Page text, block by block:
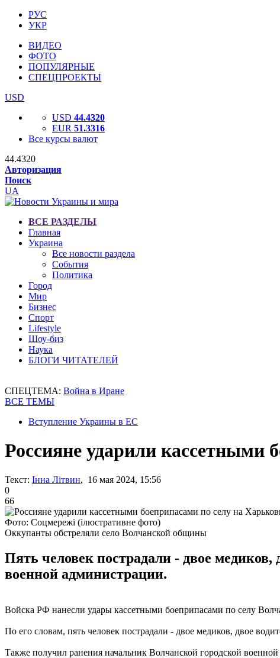
РУС
УКР
ВИДЕО
ФОТО
ПОПУЛЯРНЫЕ
СПЕЦПРОЕКТЫ
USD
USD 44.4320
EUR 51.3316
Все курсы валют
44.4320
Авторизация
Поиск
UA
ВСЕ РАЗДЕЛЫ
Главная
Украина
Все новости раздела
События
Политика
Город
Мир
Бизнес
Спорт
Lifestyle
Шоу-биз
Наука
БЛОГИ ЧИТАТЕЛЕЙ
СПЕЦТЕМА: Война в Иране
ВСЕ ТЕМЫ
Вступление Украины в ЕС
Россияне ударили кассетными
Текст: Інна Літвин, 16 мая 2024, 15:56
0
66
Фото: Соцмережі (ілюстративне фото)
Оккупанты обстреляли село Волчанской общины
Пять человек пострадали - двое
военной администрации.
Войска РФ нанесли удары кассетными боеприпасами по селу
По его словам, пять человек пострадали - двое медиков, двое
Также получил ранения начальник Волчанской городской